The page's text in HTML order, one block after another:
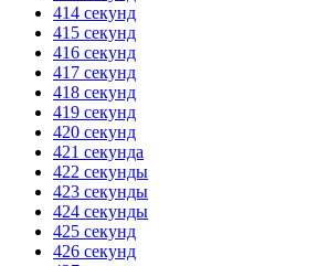
414 секунд
415 секунд
416 секунд
417 секунд
418 секунд
419 секунд
420 секунд
421 секунда
422 секунды
423 секунды
424 секунды
425 секунд
426 секунд